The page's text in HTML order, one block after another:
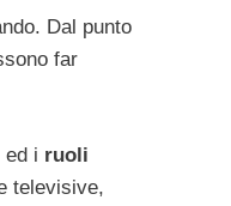
Dal punto
far
ed i ruoli
televisive,